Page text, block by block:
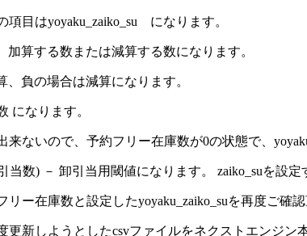
目はyoyaku_zaiko_su になります。
加算する数または減算する数になります。
、負の場合は減算になります。
になります。
ないので、予約フリー在庫数が0の状態で、
数) － 卸引当用閾値になります。 zaiko_suを設定
ー在庫数と設定したyoyaku_zaiko_suを再度ご確認
新しようとしたcsvファイルをネクストエンジ